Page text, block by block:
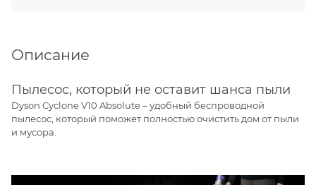
Описание
Пылесос, который не оставит шанса пыли
Dyson Cyclone V10 Absolute – удобный беспроводной
пылесос, который поможет полностью очистить дом от пыли
и мусора.